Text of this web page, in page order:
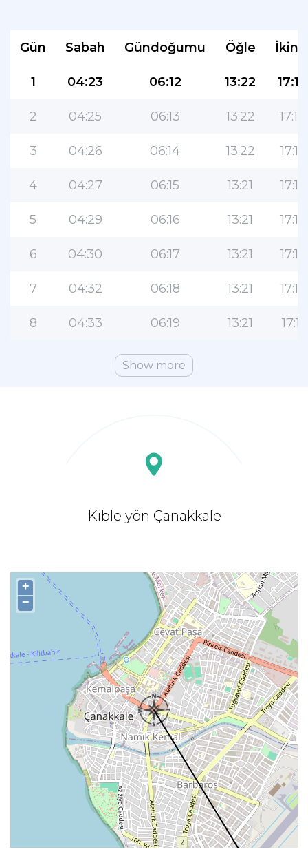
Gün Sabah Gündoğumu Öğle
1 04:23 06:12 13:22 17:14
2 04:25 06:13 13:22 17:14
3 04:26 06:14 13:22 17:13
4 04:27 06:15 13:21 17:13
5 04:29 06:16 13:21 17:13
6 04:30 06:17 13:21 17:12
7 04:32 06:18 13:21 17:12
8 04:33 06:19 13:21 17:11
Show more
Kıble yön Çanakkale
+
−
Müslümanlar için en popüler
uygulama!
Kullanımı kolay özelliklere ve en doğru
tarzı İslami uygulaması